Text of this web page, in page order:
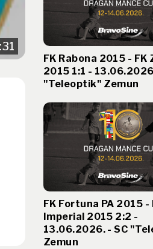
FK Rabona 2015 - FK
2015 1:1 -
"Teleoptik" Zemun
FK Fortuna PA 2015 -
Imperial 2015 2:2 -
13.06.2026. - SC
Zemun